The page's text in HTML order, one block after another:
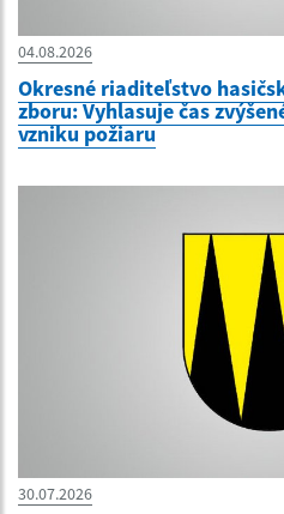
04.08.2026
Okresné riaditeľstvo
zboru: Vyhlasuje čas
vzniku požiaru
30.07.2026